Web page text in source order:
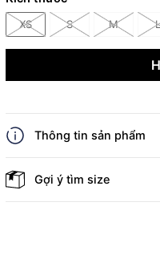
XS S M L
Thông tin sản phẩm
Gợi ý tìm size